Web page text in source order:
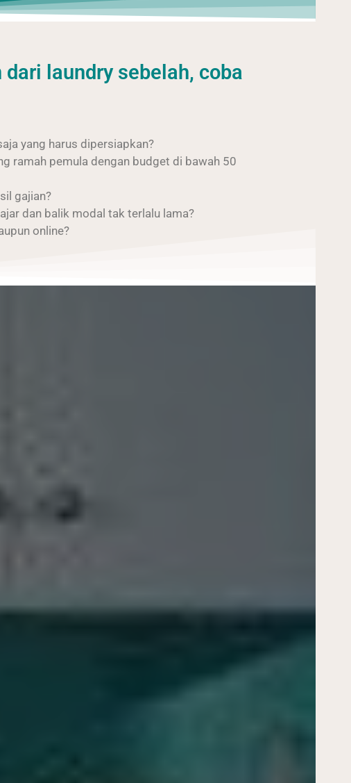
laundry sebelah, coba
yang harus dipersiapkan?
ramah pemula dengan budget di bawah 50
gajian?
dan balik modal tak terlalu lama?
online?